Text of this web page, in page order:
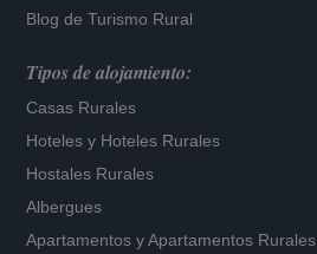
Blog de Turismo Rural
Tipos de alojamiento:
Casas Rurales
Hoteles y Hoteles Rurales
Hostales Rurales
Albergues
Apartamentos yApartamentos Rurales